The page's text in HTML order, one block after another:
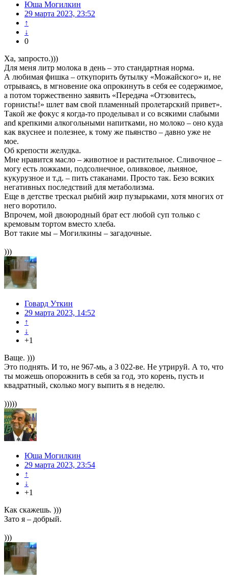
Юша Могилкин
29 марта 2023, 23:52
↑
↓
0
Ха, запросто.)))
Для меня литр молока в день – это стандартная норма.
А любимая фишка – откупорить бутылку «Можайского» и, не
отрываясь, в мгновение ока опрокинуть в себя ее содержимое,
а потом торжественно заявить «Передача «Отзовитесь,
горнисты!» шлет вам свой пламенный пролетарский привет».
Такой же фокус я когда-то проделывал и со всякими слабыми
and крепкими алкогольными напитками, но молоко – оно куда
как вкуснее и полезнее, к тому же пьянство – давно уже не
мое.
Об крепости желудка.
Мне нравится масло – животное и растительное. Сливочное –
могу есть ложками, подсолнечное, оливковое, льняное,
кукурузное и т.д. – пить стаканами. Просто так. Безо всяких
негативных последствий для метаболизма.
Еще в детстве трескал рыбий жир пузырьками, хотя многих от
него воротило.
Впрочем, мой двоюродный брат ест любой суп только с
кремовым тортом вместо хлеба.
Вот такие мы – Могилкины – загадочные.
)))
Говард Уткин
29 марта 2023, 14:52
↑
↓
+1
Ваще. )))
Это поднять. И то, не 967-мь, а 3 022-ве. Не утрируй. А то, что
ты можешь опорожнить в себя за год, это корень, пусть и
квадратный, сколько могу выпить я в неделю.
)))))
Юша Могилкин
29 марта 2023, 23:54
↑
↓
+1
Как скажешь. )))
Зато я – добрый.
)))